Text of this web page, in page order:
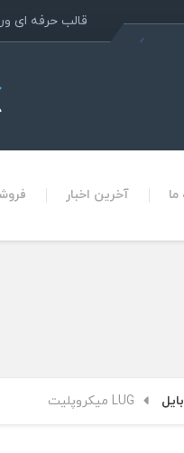
قالب حرفه ای
ما آخرین اخبار
LUG میکروپلیت